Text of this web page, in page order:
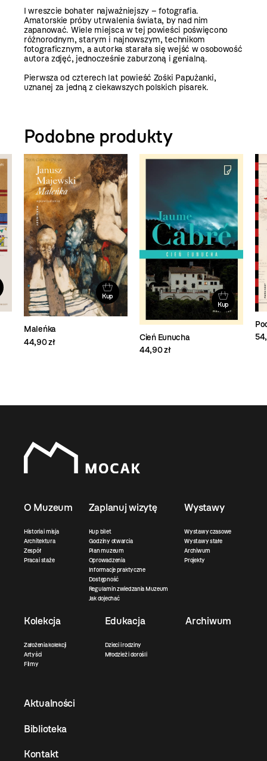
I wreszcie bohater najważniejszy – fotografia.
Amatorskie próby utrwalenia świata, by nad nim
zapanować. Wiele miejsca w tej powieści poświęcono
różnorodnym, starym i najnowszym, technikom
fotograficznym, a autorka starała się wejść w osobowość
autora zdjęć, jednocześnie zaburzoną i genialną.
Pierwsza od czterech lat powieść Zośki Papużanki,
uznanej za jedną z ciekawszych polskich pisarek.
Podobne produkty
Kup
Maleńka
44,90 zł
Kup
Cień Eunucha
44,90 zł
O Muzeum
Historia i misja
Architektura
Zespół
Praca i staże
Zaplanuj wizytę
Kup bilet
Godziny otwarcia
Plan muzeum
Oprowadzenia
Informacje praktyczne
Dostępność
Regulamin zwiedzania Muzeum
Jak dojechać
Wystawy
Wystawy czasowe
Wystawy stałe
Archiwum
Projekty
Kolekcja
Założenia kolekcji
Artyści
Filmy
Edukacja
Dzieci i rodziny
Młodzież i dorośli
Archiwum
Aktualności
Biblioteka
Kontakt